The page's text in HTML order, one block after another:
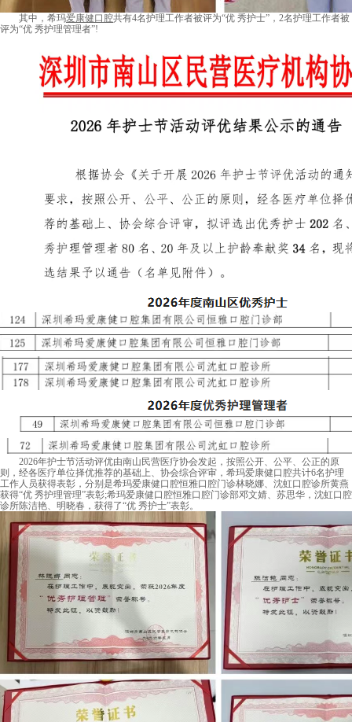
其中，希玛爱康健口腔共有4名护理工作者被评为“优 秀护士”，2名护理工作者被
评为“优 秀护理管理者”!
2026年护士节活动评优由南山民营医疗协会发起，按照公开、公平、公正的原
则，经各医疗单位择优推荐的基础上、协会综合评审，希玛爱康健口腔共计6名护理
工作人员获得表彰，分别是希玛爱康健口腔恒雅口腔门诊林晓娜、沈虹口腔诊所黄燕
获得“优 秀护理管理”表彰;希玛爱康健口腔恒雅口腔门诊部邓文婧、苏思华，沈虹口腔
诊所陈洁艳、明晓春，获得了“优 秀护士”表彰。